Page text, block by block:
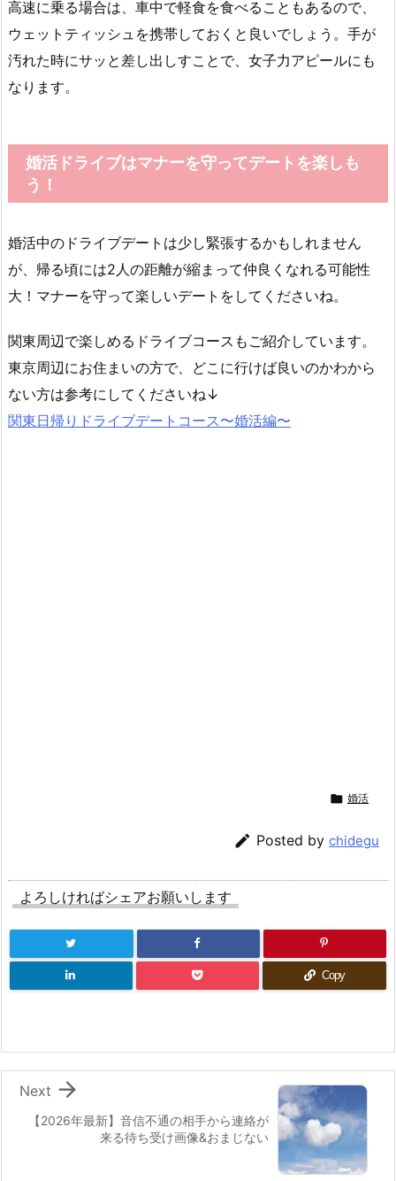
高速に乗る場合は、車中で軽食を食べることもあるので、
ウェットティッシュを携帯しておくと良いでしょう。手が
汚れた時にサッと差し出しすことで、女子力アピールにも
なります。
婚活ドライブはマナーを守ってデートを楽しも
う！
婚活中のドライブデートは少し緊張するかもしれません
が、帰る頃には2人の距離が縮まって仲良くなれる可能性
大！マナーを守って楽しいデートをしてくださいね。
関東周辺で楽しめるドライブコースもご紹介しています。
東京周辺にお住まいの方で、どこに行けば良いのかわから
ない方は参考にしてくださいね↓
関東日帰りドライブデートコース〜婚活編〜
 婚活
 Posted by chidegu
よろしければシェアお願いします
Copy
【2026年最新】音信不通の相手から連絡が
来る待ち受け画像&おまじない

Next